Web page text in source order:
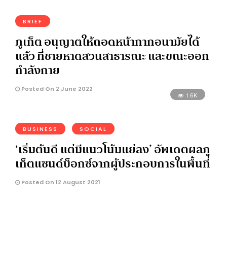
BRIEF
ภูเก็ต อนุญาตให้ถอดหน้ากากอนามัยได้
แล้ว ที่ชายหาดสวนสาธารณะ และขณะออก
กำลังกาย
Posted On 2 June 2022
1.6K
BUSINESS SOCIAL
‘เริ่มต้นดี แต่มีแนวโน้มแย่ลง’ อัพเดตผลภู
เก็ตแซนด์บ็อกซ์จากผู้ประกอบการในพื้นที่
Posted On 12 August 2021